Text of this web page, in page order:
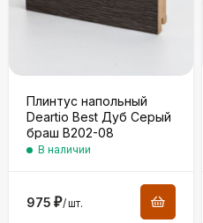
Плинтус напольный
Deartio Best Дуб Серый
браш B202-08
В наличии
975 ₽/шт.